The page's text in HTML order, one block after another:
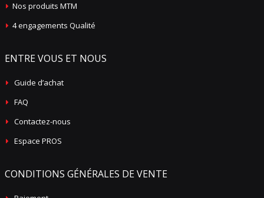
Nos produits MTM
4 engagements Qualité
ENTRE VOUS ET NOUS
Guide d’achat
FAQ
Contactez-nous
Espace PROS
CONDITIONS GÉNÉRALES DE VENTE